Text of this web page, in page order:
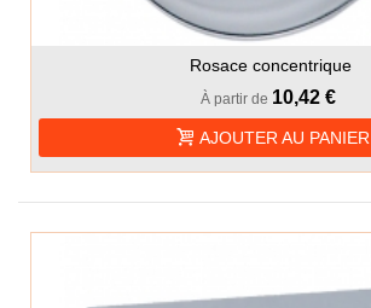
Rosace concentrique
À partir de 10,42 €
AJOUTER AU PANIER